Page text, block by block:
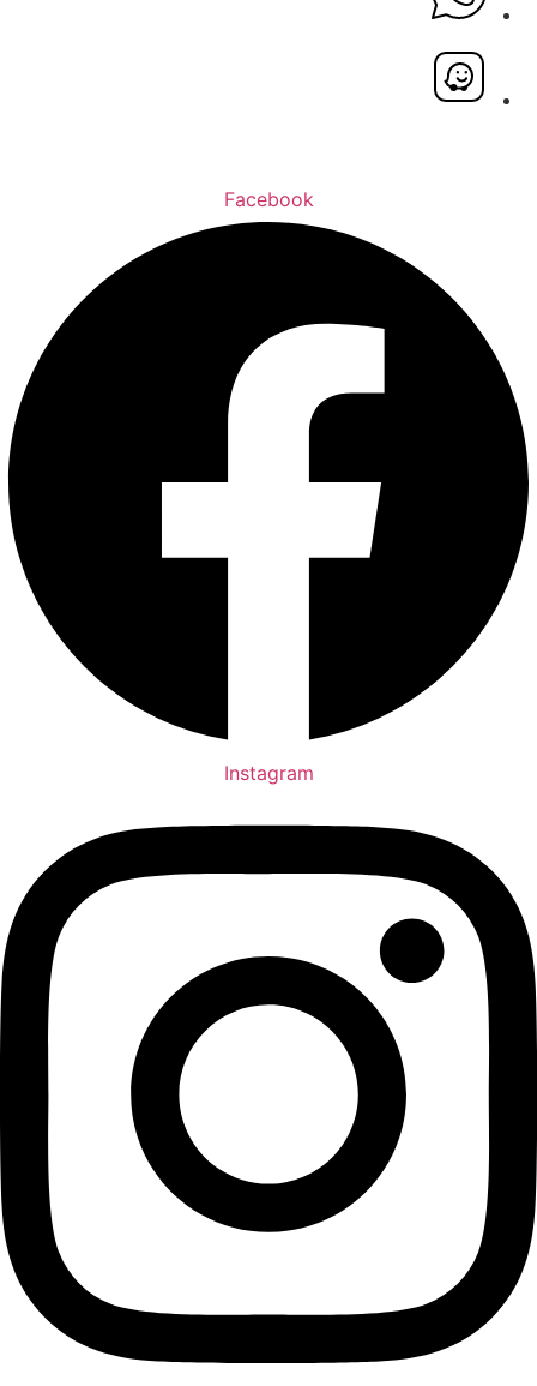
Facebook
Instagram